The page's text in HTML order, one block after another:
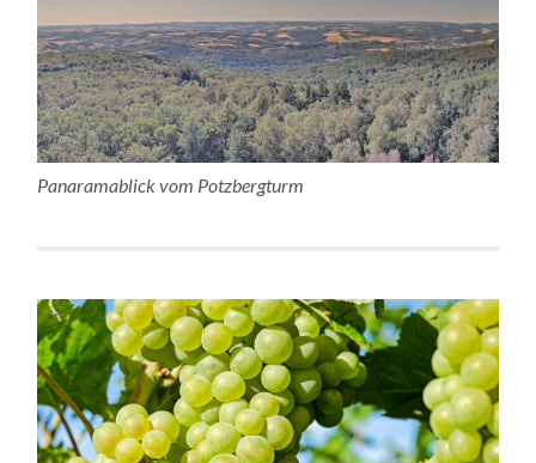
Panaramablick vom Potzbergturm